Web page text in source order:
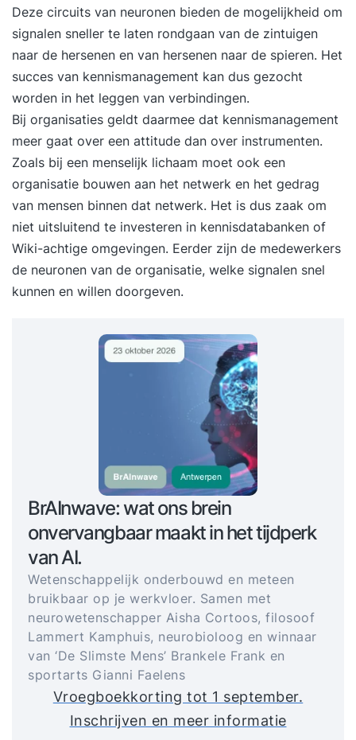
Deze circuits van neuronen bieden de mogelijkheid om
signalen sneller te laten rondgaan van de zintuigen
naar de hersenen en van hersenen naar de spieren. Het
succes van kennismanagement kan dus gezocht
worden in het leggen van verbindingen.
Bij organisaties geldt daarmee dat kennismanagement
meer gaat over een attitude dan over instrumenten.
Zoals bij een menselijk lichaam moet ook een
organisatie bouwen aan het netwerk en het gedrag
van mensen binnen dat netwerk. Het is dus zaak om
niet uitsluitend te investeren in kennisdatabanken of
Wiki-achtige omgevingen. Eerder zijn de medewerkers
de neuronen van de organisatie, welke signalen snel
kunnen en willen doorgeven.
BrAInwave: wat ons brein
onvervangbaar maakt in het tijdperk
van AI.
Wetenschappelijk onderbouwd en meteen
bruikbaar op je werkvloer. Samen met
neurowetenschapper Aisha Cortoos, filosoof
Lammert Kamphuis, neurobioloog en winnaar
van ‘De Slimste Mens’ Brankele Frank en
sportarts Gianni Faelens
Vroegboekkorting tot 1 september.
Inschrijven en meer informatie